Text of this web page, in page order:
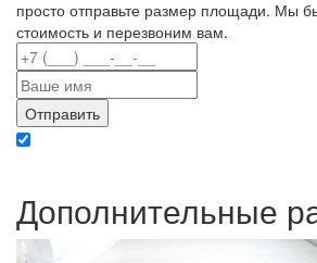
просто отправьте размер площади. Мы
стоимость и перезвоним вам.
Дополнительные